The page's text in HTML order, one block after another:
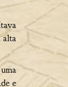
alta
e